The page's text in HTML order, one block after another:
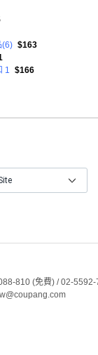
(6) $163
1 $166
810 (免費) / 02-